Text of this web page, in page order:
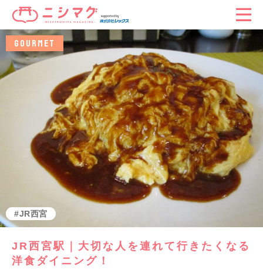
グルメ
JR西宮
GOURMET
JR西宮駅｜大切な人を連れて行きたくなる
洋食ダイニング！